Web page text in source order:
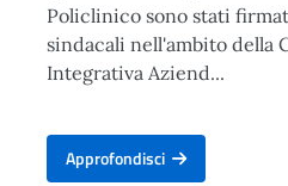
Policlinico sono stati
sindacali nell'ambito della
Integrativa Aziend...
Approfondisci